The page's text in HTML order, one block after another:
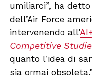
umiliarci”, ha
dell’Air Force
intervenendo all’
Competitive
quanto l’idea di
sia ormai obsoleta.”